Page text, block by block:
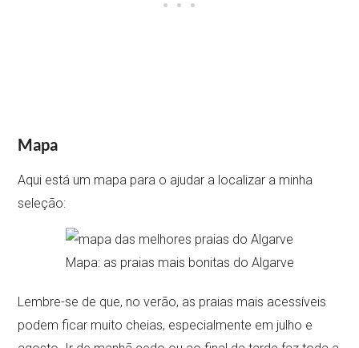
Mapa
Aqui está um mapa para o ajudar a localizar a minha
seleção:
Mapa: as praias mais bonitas do Algarve
Lembre-se de que, no verão, as praias mais acessíveis
podem ficar muito cheias, especialmente em julho e